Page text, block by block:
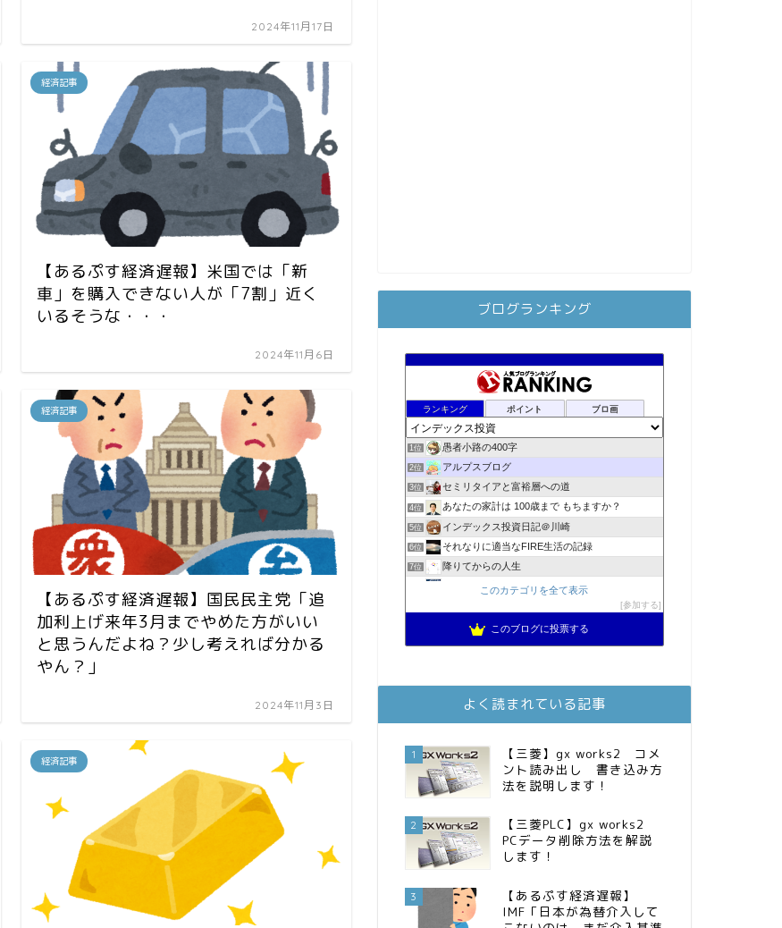
2024年11月17日
経済記事
【あるぷす経済遅報】米国では「新
車」を購入できない人が「7割」近く
いるそうな・・・
2024年11月6日
経済記事
【あるぷす経済遅報】国民民主党「追
加利上げ来年3月までやめた方がいい
と思うんだよね？少し考えれば分かる
やん？」
2024年11月3日
経済記事
ブログランキング
ランキング ポイント ブロ画
1位 愚者小路の400字
2位 アルプスブログ
3位 セミリタイアと富裕層への道
4位 あなたの家計は 100歳まで もちますか？
5位 インデックス投資日記＠川崎
6位 それなりに適当なFIRE生活の記録
7位 降りてからの人生
2023年(46歳)FIRE！！！＠20XX年FIRE！！！
スパコンSEが効率的投資で一家セミリタイアするブログ
11位 MBAのインデックス投資日記
13位 庶民的家族がインデックス投資でセミリタイア目指してみた
FPが実践するお金の知恵を磨く勉強会
15位 インデックス投資でも富裕層
このカテゴリを全て表示
参加する
このブログに投票する
よく読まれている記事
1
【三菱】gx works2 コメ
ント読み出し 書き込み方
法を説明します！
2
【三菱PLC】gx works2
PCデータ削除方法を解説
します！
3
【あるぷす経済遅報】
IMF「日本が為替介入して